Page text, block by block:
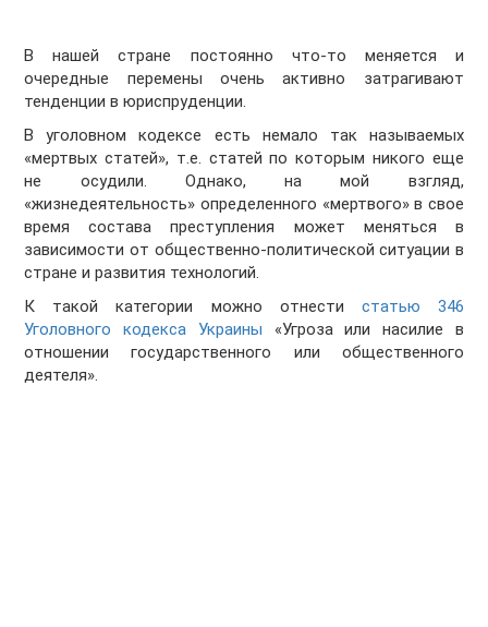
В нашей стране постоянно что-то меняется и
очередные перемены очень активно затрагивают
тенденции в юриспруденции.
В уголовном кодексе есть немало так называемых
«мертвых статей», т.е. статей по которым никого еще
не осудили. Однако, на мой взгляд,
«жизнедеятельность» определенного «мертвого» в свое
время состава преступления может меняться в
зависимости от общественно-политической ситуации в
стране и развития технологий.
К такой категории можно отнести статью 346
Уголовного кодекса Украины «Угроза или насилие в
отношении государственного или общественного
деятеля».